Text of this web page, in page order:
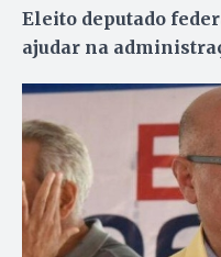
Eleito deputado
ajudar na